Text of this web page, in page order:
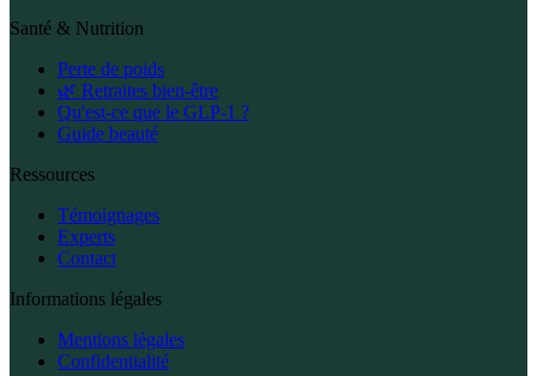
Santé & Nutrition
Perte de poids
🌿 Retraites bien-être
Qu'est-ce que le GLP-1 ?
Guide beauté
Ressources
Témoignages
Experts
Contact
Informations légales
Mentions légales
Confidentialité